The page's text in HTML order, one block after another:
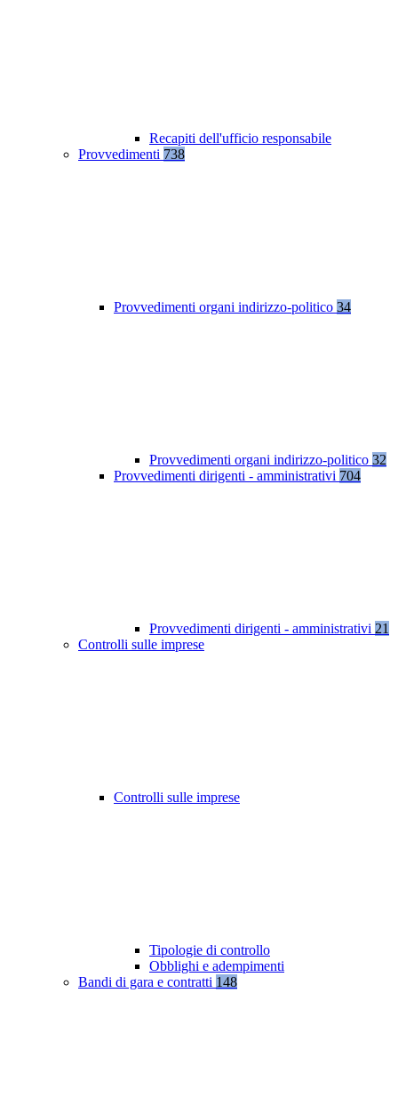
Recapiti dell'ufficio responsabile
Provvedimenti 738
Provvedimenti organi indirizzo-politico 34
Provvedimenti organi indirizzo-politico 32
Provvedimenti dirigenti - amministrativi 704
Provvedimenti dirigenti - amministrativi 21
Controlli sulle imprese
Controlli sulle imprese
Tipologie di controllo
Obblighi e adempimenti
Bandi di gara e contratti 148